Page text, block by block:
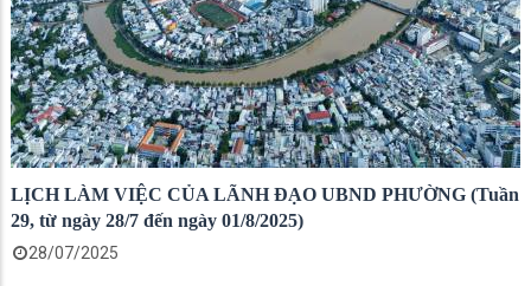
LỊCH LÀM VIỆC CỦA LÃNH ĐẠO UBND PHƯỜNG (Tuần
29, từ ngày 28/7 đến ngày 01/8/2025)
28/07/2025